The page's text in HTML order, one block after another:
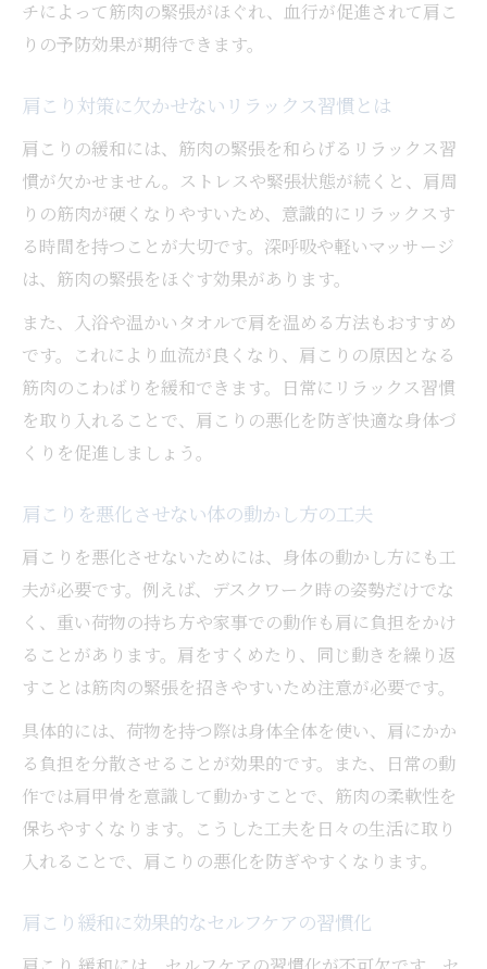
チによって筋肉の緊張がほぐれ、血行が促進されて肩こ
りの予防効果が期待できます。
肩こり対策に欠かせないリラックス習慣とは
肩こりの緩和には、筋肉の緊張を和らげるリラックス習
慣が欠かせません。ストレスや緊張状態が続くと、肩周
りの筋肉が硬くなりやすいため、意識的にリラックスす
る時間を持つことが大切です。深呼吸や軽いマッサージ
は、筋肉の緊張をほぐす効果があります。
また、入浴や温かいタオルで肩を温める方法もおすすめ
です。これにより血流が良くなり、肩こりの原因となる
筋肉のこわばりを緩和できます。日常にリラックス習慣
を取り入れることで、肩こりの悪化を防ぎ快適な身体づ
くりを促進しましょう。
肩こりを悪化させない体の動かし方の工夫
肩こりを悪化させないためには、身体の動かし方にも工
夫が必要です。例えば、デスクワーク時の姿勢だけでな
く、重い荷物の持ち方や家事での動作も肩に負担をかけ
ることがあります。肩をすくめたり、同じ動きを繰り返
すことは筋肉の緊張を招きやすいため注意が必要です。
具体的には、荷物を持つ際は身体全体を使い、肩にかか
る負担を分散させることが効果的です。また、日常の動
作では肩甲骨を意識して動かすことで、筋肉の柔軟性を
保ちやすくなります。こうした工夫を日々の生活に取り
入れることで、肩こりの悪化を防ぎやすくなります。
肩こり緩和に効果的なセルフケアの習慣化